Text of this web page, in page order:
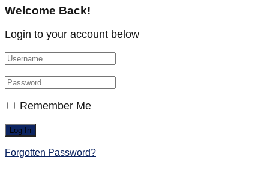
Welcome Back!
Login to your account below
Remember Me
Forgotten Password?